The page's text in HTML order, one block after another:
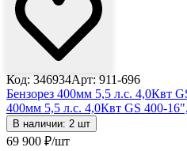
Код: 346934Арт: 911-696
Бензорез 400мм 5,5 л.с. 4,0Квт
400мм 5,5 л.с. 4,0Квт GS 400-
В наличии: 2 шт
69 900 ₽/шт